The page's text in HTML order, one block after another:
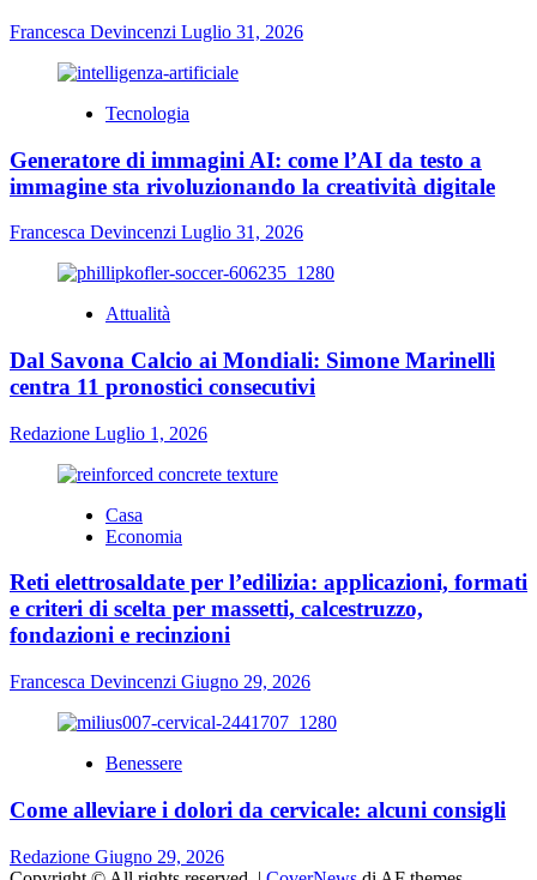
Francesca Devincenzi Luglio 31, 2026
Tecnologia
Generatore di immagini AI: come l’AI da testo a
immagine sta rivoluzionando la creatività digitale
Francesca Devincenzi Luglio 31, 2026
Attualità
Dal Savona Calcio ai Mondiali: Simone Marinelli
centra 11 pronostici consecutivi
Redazione Luglio 1, 2026
Casa
Economia
Reti elettrosaldate per l’edilizia: applicazioni, formati
e criteri di scelta per massetti, calcestruzzo,
fondazioni e recinzioni
Francesca Devincenzi Giugno 29, 2026
Benessere
Come alleviare i dolori da cervicale: alcuni consigli
Redazione Giugno 29, 2026